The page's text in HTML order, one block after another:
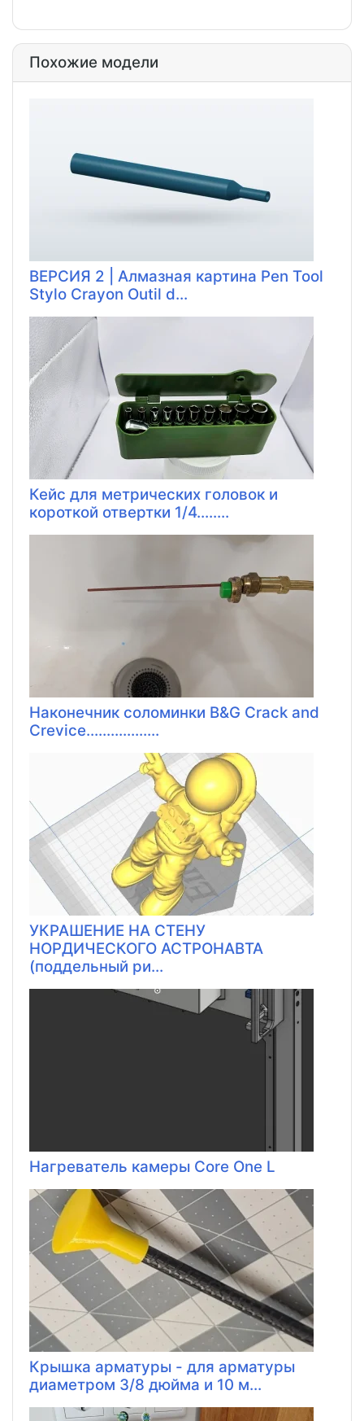
Похожие модели
ВЕРСИЯ 2 | Алмазная картина Pen Tool
Stylo Crayon Outil d...
Кейс для метрических головок и
короткой отвертки 1/4........
Наконечник соломинки B&G Crack and
Crevice..................
УКРАШЕНИЕ НА СТЕНУ
НОРДИЧЕСКОГО АСТРОНАВТА
(поддельный ри...
Нагреватель камеры Core One L
Крышка арматуры - для арматуры
диаметром 3/8 дюйма и 10 м...